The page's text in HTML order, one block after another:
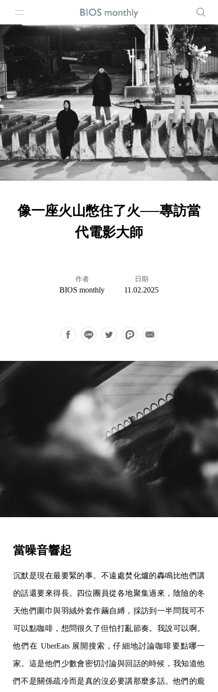
像一座火山憋住了火──專訪當
代電影大師
作者
BIOS monthly
日期
11.02.2025
當噪音響起
沉默是現在最要緊的事。不遠處焚化爐的轟鳴比他們講
的話還要來得長。四位團員從各地聚集過來，陰險的冬
天他們圍巾與羽絨外套作繭自縛，採訪到一半問我可不
可以點咖啡，想問很久了但怕打亂節奏。我說可以啊。
他們在 UberEats 展開搜索，仔細地討論咖啡要點哪一
家。這是他們少數會密切討論與回話的時候，我知道他
們不是關係疏冷而是真的沒必要講那麼多話。他們的龐